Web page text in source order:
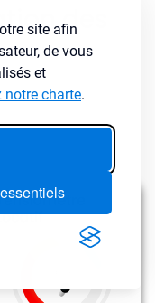
site afin
de vous
et
notre charte.
des